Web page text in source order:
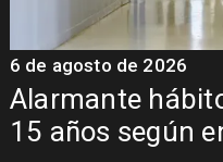
Aprueban
Sebastián
6 de agosto de 2026